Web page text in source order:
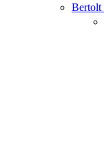
Bertolt